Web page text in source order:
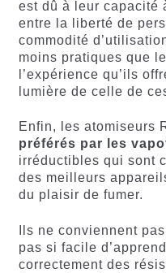
est dû à leur capacité
entre la liberté de
commodité
moins pratiques que
l’expérience qu’ils
lumière de celle de
Enfin, les atomiseurs
préférés par les
irréductibles qui sont
des meilleurs
du plaisir de fumer.
Ils ne conviennent
pas si facile
correctement des